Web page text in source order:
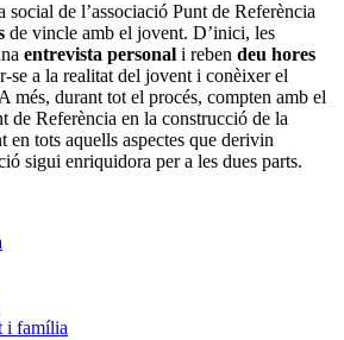
social de l’associació Punt de Referència
de vincle amb el jovent. D’inici, les
entrevista personal i reben deu hores
se a la realitat del jovent i conèixer el
més, durant tot el procés, compten amb el
de Referència en la construcció de la
en tots aquells aspectes que derivin
sigui enriquidora per a les dues parts.
i família